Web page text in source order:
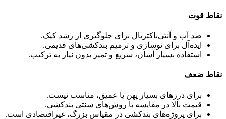
نقاط قوت
ضد آب و آنتی‌باکتریال برای جلوگیری از رشد کپک.
ایده‌آل برای نوسازی و ترمیم بندکشی‌های قدیمی.
استفاده بسیار آسان، سریع و تمیز بدون نیاز به ترکیب.
نقاط ضعف
برای درزهای بسیار پهن یا عمیق، مناسب نیست.
قیمت بالا در مقایسه با روش‌های سنتی بندکشی.
برای پروژه‌های بندکشی در مقیاس بزرگ، غیراقتصادی است.